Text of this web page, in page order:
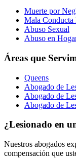
Muerte por
Mala Conducta
Abuso Sexual
Abuso en
Áreas que
Queens
Abogado de
Abogado de
Abogado de
¿Lesionado en
Nuestros abogados
compensación que